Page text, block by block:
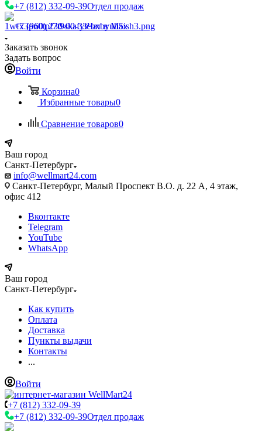
+7 (812) 332-09-39Отдел продаж
+7 (960) 230-00-33Чат в Max
Заказать звонок
Задать вопрос
Войти
Корзина0
Избранные товары0
Сравнение товаров0
Ваш город
Санкт-Петербург
info@wellmart24.com
Санкт-Петербург, Малый Проспект В.О. д. 22 А, 4 этаж,
офис 412
Вконтакте
Telegram
YouTube
WhatsApp
Ваш город
Санкт-Петербург
Как купить
Оплата
Доставка
Пункты выдачи
Контакты
...
Войти
+7 (812) 332-09-39
+7 (812) 332-09-39Отдел продаж